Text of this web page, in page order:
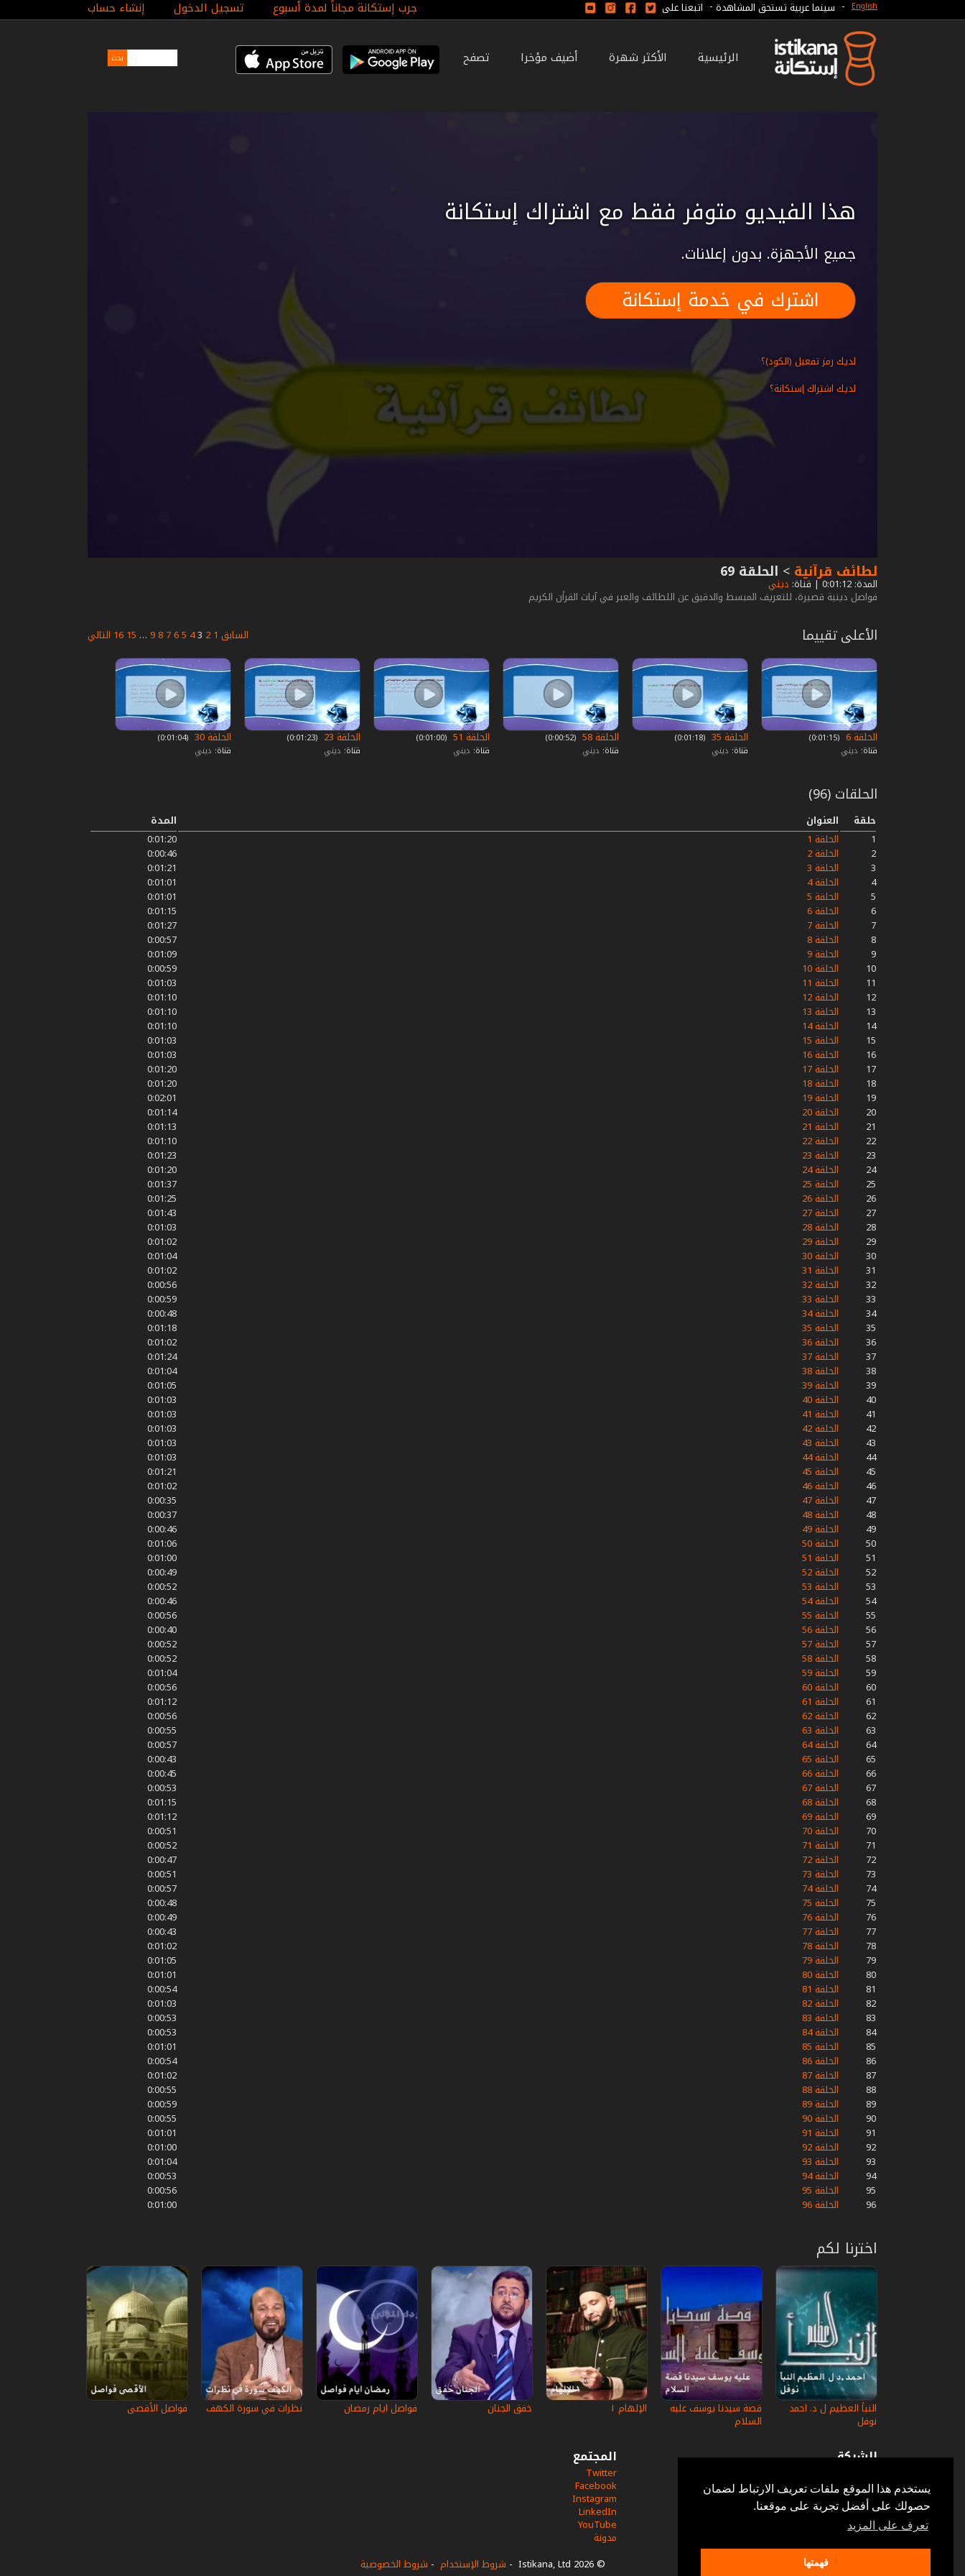
يستخدم هذا الموقع ملفات تعريف الارتباط لضمان
حصولك على أفضل تجربة على موقعنا.
تعرف على المزيد
فهمتها
جرب إستكانة مجاناً لمدة أسبوع تسجيل الدخول إنشاء حساب English
- سينما عربية تستحق المشاهدة - اتبعنا على
الرئيسية الأكثر شهرة أضيف مؤخرا تصفح
هذا الفيديو متوفر فقط مع اشتراك إستكانة
جميع الأجهزة. بدون إعلانات.
اشترك في خدمة إستكانة
لديك رمز تفعيل (الكود)؟
لديك اشتراك إستكانة؟
لطائف قرآنية > الحلقة 69
المدة: 0:01:12 | قناة: ديني
فواصل دينية قصيرة، للتعريف المبسط والدقيق عن اللطائف والعبر في آيات القرأن الكريم
السابق 1
2
3
4
5
6
7
8
9
…
15
16 التالي الأعلى تقييما
الحلقة 6
‏ (0:01:15)
قناة: ديني
الحلقة 35
‏ (0:01:18)
قناة: ديني
الحلقة 58
‏ (0:00:52)
قناة: ديني
الحلقة 51
‏ (0:01:00)
قناة: ديني
الحلقة 23
‏ (0:01:23)
قناة: ديني
الحلقة 30
‏ (0:01:04)
قناة: ديني
الحلقات (96)
حلقة العنوان
المدة
1
الحلقة 1
0:01:20
2
الحلقة 2
0:00:46
3
الحلقة 3
0:01:21
4
الحلقة 4
0:01:01
5
الحلقة 5
0:01:01
6
الحلقة 6
0:01:15
7
الحلقة 7
0:01:27
8
الحلقة 8
0:00:57
9
الحلقة 9
0:01:09
10
الحلقة 10
0:00:59
11
الحلقة 11
0:01:03
12
الحلقة 12
0:01:10
13
الحلقة 13
0:01:10
14
الحلقة 14
0:01:10
15
الحلقة 15
0:01:03
16
الحلقة 16
0:01:03
17
الحلقة 17
0:01:20
18
الحلقة 18
0:01:20
19
الحلقة 19
0:02:01
20
الحلقة 20
0:01:14
21
الحلقة 21
0:01:13
22
الحلقة 22
0:01:10
23
الحلقة 23
0:01:23
24
الحلقة 24
0:01:20
25
الحلقة 25
0:01:37
26
الحلقة 26
0:01:25
27
الحلقة 27
0:01:43
28
الحلقة 28
0:01:03
29
الحلقة 29
0:01:02
30
الحلقة 30
0:01:04
31
الحلقة 31
0:01:02
32
الحلقة 32
0:00:56
33
الحلقة 33
0:00:59
34
الحلقة 34
0:00:48
35
الحلقة 35
0:01:18
36
الحلقة 36
0:01:02
37
الحلقة 37
0:01:24
38
الحلقة 38
0:01:04
39
الحلقة 39
0:01:05
40
الحلقة 40
0:01:03
41
الحلقة 41
0:01:03
42
الحلقة 42
0:01:03
43
الحلقة 43
0:01:03
44
الحلقة 44
0:01:03
45
الحلقة 45
0:01:21
46
الحلقة 46
0:01:02
47
الحلقة 47
0:00:35
48
الحلقة 48
0:00:37
49
الحلقة 49
0:00:46
50
الحلقة 50
0:01:06
51
الحلقة 51
0:01:00
52
الحلقة 52
0:00:49
53
الحلقة 53
0:00:52
54
الحلقة 54
0:00:46
55
الحلقة 55
0:00:56
56
الحلقة 56
0:00:40
57
الحلقة 57
0:00:52
58
الحلقة 58
0:00:52
59
الحلقة 59
0:01:04
60
الحلقة 60
0:00:56
61
الحلقة 61
0:01:12
62
الحلقة 62
0:00:56
63
الحلقة 63
0:00:55
64
الحلقة 64
0:00:57
65
الحلقة 65
0:00:43
66
الحلقة 66
0:00:45
67
الحلقة 67
0:00:53
68
الحلقة 68
0:01:15
69
الحلقة 69
0:01:12
70
الحلقة 70
0:00:51
71
الحلقة 71
0:00:52
72
الحلقة 72
0:00:47
73
الحلقة 73
0:00:51
74
الحلقة 74
0:00:57
75
الحلقة 75
0:00:48
76
الحلقة 76
0:00:49
77
الحلقة 77
0:00:43
78
الحلقة 78
0:01:02
79
الحلقة 79
0:01:05
80
الحلقة 80
0:01:01
81
الحلقة 81
0:00:54
82
الحلقة 82
0:01:03
83
الحلقة 83
0:00:53
84
الحلقة 84
0:00:53
85
الحلقة 85
0:01:01
86
الحلقة 86
0:00:54
87
الحلقة 87
0:01:02
88
الحلقة 88
0:00:55
89
الحلقة 89
0:00:59
90
الحلقة 90
0:00:55
91
الحلقة 91
0:01:01
92
الحلقة 92
0:01:00
93
الحلقة 93
0:01:04
94
الحلقة 94
0:00:53
95
الحلقة 95
0:00:56
96
الحلقة 96 0:01:00
اخترنا لكم
النبأ العظيم ل د. احمد
نوفل
قصة سيدنا يوسف عليه
السلام
الإلهام ١ خفق الجنان فواصل ايام رمضان نظرات في سورة الكهف فواصل الأقصى
الشركة
أسئلة وأجوبة
في الإعلام
خدمة الزبائن
إتصل بنا
المجتمع
Twitter
Facebook
Instagram
LinkedIn
YouTube
مدونة
© 2026 Istikana, Ltd
- شروط الإستخدام - شروط الخصوصية